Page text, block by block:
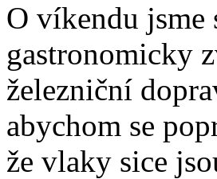
O víkendu
gastronomicky
železniční
abychom se
že vlaky sice